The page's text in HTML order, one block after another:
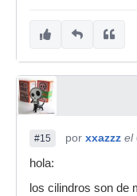
#15 por xxazzz el
hola:
los cilindros son de